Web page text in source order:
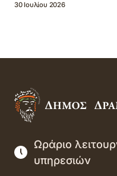
30 Ιουλίου 2026
Ωράριο
υπηρεσιών